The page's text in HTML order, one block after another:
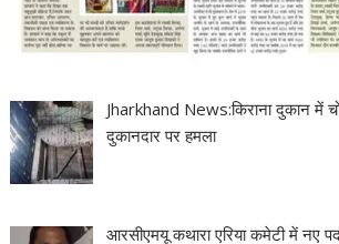
Jharkhand News:किराना दुकान में
दुकानदार पर हमला
आरसीएमयू कथारा एरिया कमेटी में नए